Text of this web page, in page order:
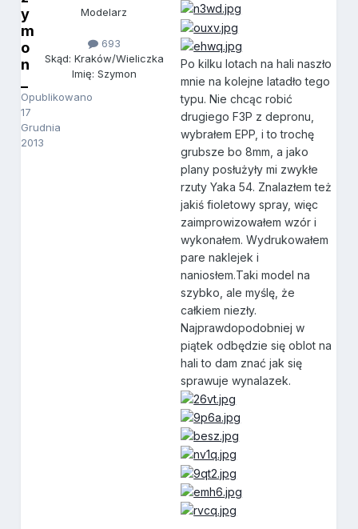
y
m
o
n
Opublikowano
17
Grudnia
2013
Modelarz
693
Skąd: Kraków/Wieliczka
Imię: Szymon
Po kilku lotach na hali naszło
mnie na kolejne latadło tego
typu. Nie chcąc robić
drugiego F3P z depronu,
wybrałem EPP, i to trochę
grubsze bo 8mm, a jako
plany posłużyły mi zwykłe
rzuty Yaka 54. Znalazłem też
jakiś fioletowy spray, więc
zaimprowizowałem wzór i
wykonałem. Wydrukowałem
pare naklejek i
naniosłem.Taki model na
szybko, ale myślę, że
całkiem niezły.
Najprawdopodobniej w
piątek odbędzie się oblot na
hali to dam znać jak się
sprawuje wynalazek.